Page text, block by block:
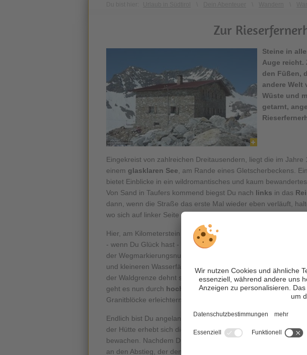
Zur
Steine in
Auge reicht.
den Füßen,
andere Welt
Wüste und
getarnt,
Eingekreist von zahlreichen Dreitausendern, liegt die im
einem glasklaren See , am Rande eines Gletscherbeckens.
bietet Einblicke in ein wildromantisches und kaum bewandertes
Von Sand in Taufers kommend biegst Du nach links in das
dann, wenn die Straße das erste Mal wieder eben verläuft,
wo sich auf linker Seite ein Parkplatz befindet und Du Dein
Hier, am Kilometerstein 8, beginnt nun deine Tour in das
- wenn Du Glück hast - im Verlauf deiner Wanderung immer
der Wegmarkierungsnummer 3 gelangst Du durch dichten
und kleineren Wasserfällen, bis Du bei der Äußeren- und
der Waldgrenze dehnt sich eine ebene Weidefläche aus, die
geht es nun durch hochalpines Gelände , über bewachsene
Granitblöcke erleichtern den Aufstieg zur letzten Flachstrecke
Endlich bist Du angelangt! Und was für einatemberaubender
der Hütte erhebt sich die
Schwarze Wandwie ein Bergriese
bewachen. Nachdem Du dich genügend erholt und von dem
an den Abstieg, der denselben Weg folgt, wie zuvor beim